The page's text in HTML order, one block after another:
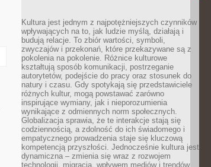
Kultura jest jednym z najpotężniejszych czynników
wpływających na to, jak ludzie myślą, działają i
budują relacje. To zbiór wartości, symboli,
zwyczajów i przekonań, które przekazywane są z
pokolenia na pokolenie. Różnice kulturowe
kształtują sposób komunikacji, postrzeganie
autorytetów, podejście do pracy oraz stosunek do
natury i czasu. Gdy spotykają się przedstawiciele
różnych kultur, mogą powstawać zarówno
inspirujące wymiany, jak i nieporozumienia
wynikające z odmiennych norm społecznych.
Globalizacja sprawia, że te interakcje stają się
codziennością, a zdolność do ich świadomego i
empatycznego prowadzenia staje się kluczową
kompetencją przyszłości. Jednocześnie kultura jest
dynamiczna – zmienia się wraz z rozwojem
technologii, migracją, wpływem mediów i trendów